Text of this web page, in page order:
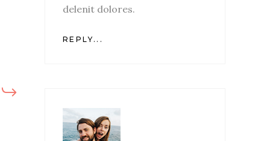
delenit dolores.
REPLY...